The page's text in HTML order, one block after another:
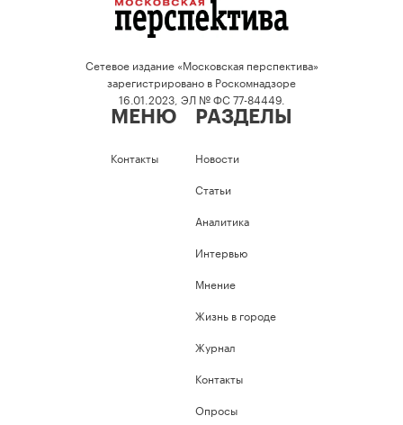
Сетевое издание «Московская перспектива»
зарегистрировано в Роскомнадзоре
16.01.2023, ЭЛ № ФС 77-84449.
МЕНЮ
Контакты
РАЗДЕЛЫ
Новости
Статьи
Аналитика
Интервью
Мнение
Жизнь в городе
Журнал
Контакты
Опросы